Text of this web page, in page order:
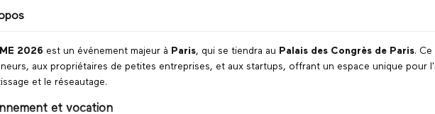
2026 est un événement majeur à Paris, qui se tiendra au Palais des Congrès de Paris.
aux propriétaires de petites entreprises, et aux startups, offrant un espace unique pour
et le réseautage.
et vocation